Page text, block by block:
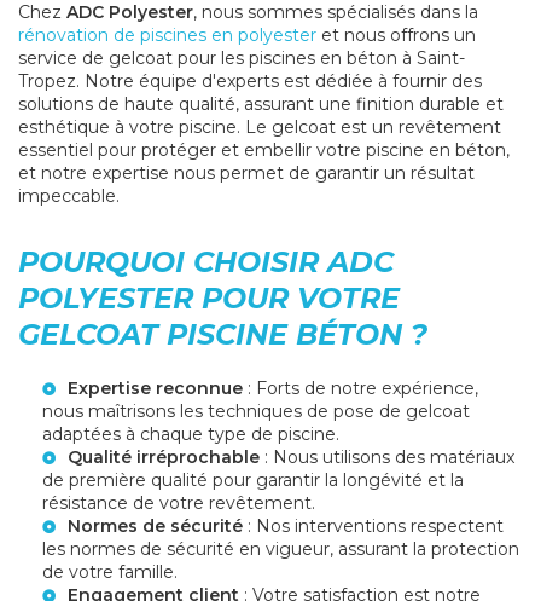
Chez ADC Polyester, nous sommes spécialisés dans la
rénovation de piscines en polyester et nous offrons un
service de gelcoat pour les piscines en béton à Saint-
Tropez. Notre équipe d'experts est dédiée à fournir des
solutions de haute qualité, assurant une finition durable et
esthétique à votre piscine. Le gelcoat est un revêtement
essentiel pour protéger et embellir votre piscine en béton,
et notre expertise nous permet de garantir un résultat
impeccable.
POURQUOI CHOISIR ADC
POLYESTER POUR VOTRE
GELCOAT PISCINE BÉTON ?
Expertise reconnue : Forts de notre expérience,
nous maîtrisons les techniques de pose de gelcoat
adaptées à chaque type de piscine.
Qualité irréprochable : Nous utilisons des matériaux
de première qualité pour garantir la longévité et la
résistance de votre revêtement.
Normes de sécurité : Nos interventions respectent
les normes de sécurité en vigueur, assurant la protection
de votre famille.
Engagement client : Votre satisfaction est notre